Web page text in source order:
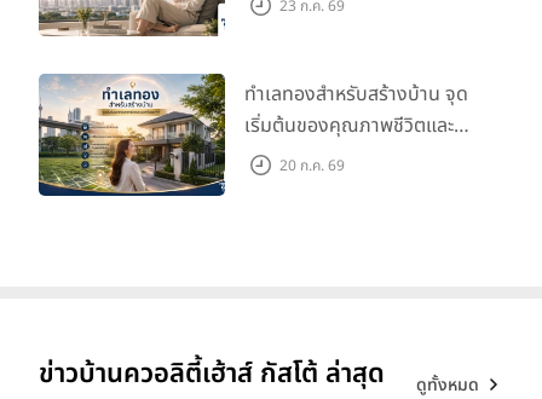
23 ก.ค. 69
ทำเลทองสำหรับสร้างบ้าน จุด
เริ่มต้นของคุณภาพชีวิตและ
มูลค่าในอนาคต
20 ก.ค. 69
ข่าวบ้านควอลิตี้เฮ้าส์ กัสโต้ ล่าสุด ดูทั้งหมด